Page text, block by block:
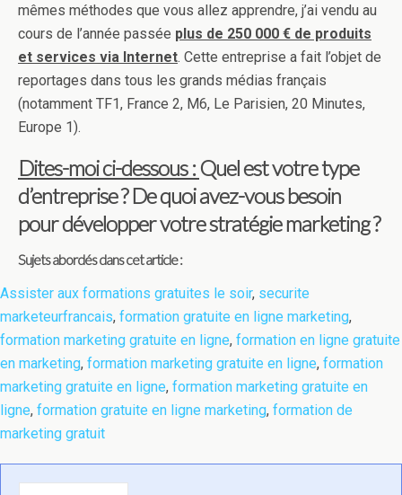
mêmes méthodes que vous allez apprendre, j’ai vendu au
cours de l’année passée plus de 250 000 € de produits
et services via Internet. Cette entreprise a fait l’objet de
reportages dans tous les grands médias français
(notamment TF1, France 2, M6, Le Parisien, 20 Minutes,
Europe 1).
Dites-moi ci-dessous :Quel est votre type
d’entreprise ? De quoi avez-vous besoin
pour développer votre stratégie marketing ?
Sujets abordés dans cet article :
Assister aux formations gratuites le soir, securite
marketeurfrancais, formation gratuite en ligne marketing,
formation marketing gratuite en ligne, formation en ligne gratuite
en marketing, formation marketing gratuite en ligne, formation
marketing gratuite en ligne, formation marketing gratuite en
ligne, formation gratuite en ligne marketing, formation de
marketing gratuit